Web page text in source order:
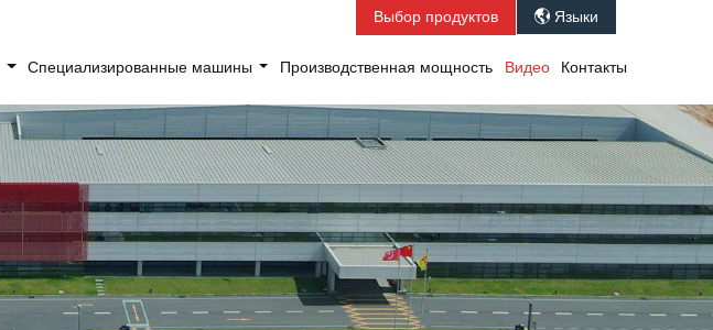
Выбор продуктов  Языки
Специализированные машины Производственная мощность Видео Контакты